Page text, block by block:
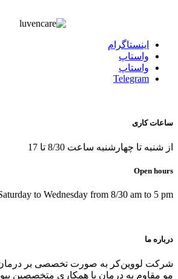
اينستاگرام
واستاپ
واستاپ
Telegram
ساعات کاری
از شنبه تا چهارشنبه ساعت 8/30 تا 17
Open hours
to Wednesday from 8/30 am to 5 pm
درباره ما
شرکت لووین‌کر به صورت تخصصی بر
مو مقاوم به درمان با همکاری متخصصین